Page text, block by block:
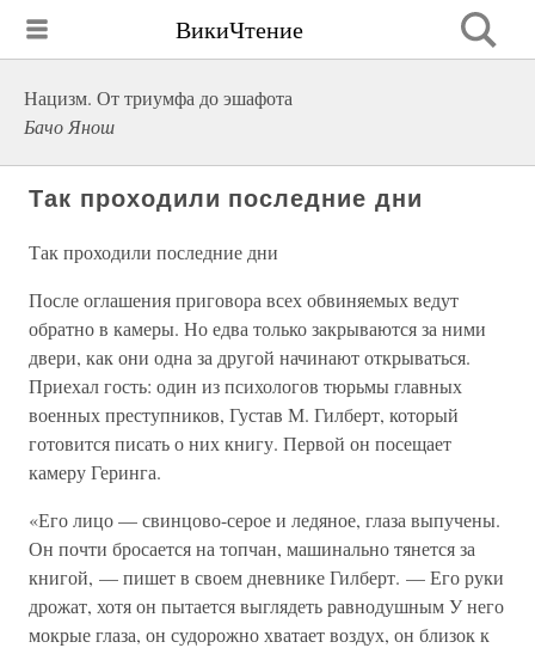
ВикиЧтение
Нацизм. От триумфа до эшафота
Бачо Янош
Так проходили последние дни
Так проходили последние дни
После оглашения приговора всех обвиняемых ведут
обратно в камеры. Но едва только закрываются за ними
двери, как они одна за другой начинают открываться.
Приехал гость: один из психологов тюрьмы главных
военных преступников, Густав М. Гилберт, который
готовится писать о них книгу. Первой он посещает
камеру Геринга.
«Его лицо — свинцово-серое и ледяное, глаза выпучены.
Он почти бросается на топчан, машинально тянется за
книгой, — пишет в своем дневнике Гилберт. — Его руки
дрожат, хотя он пытается выглядеть равнодушным У него
мокрые глаза, он судорожно хватает воздух, он близок к